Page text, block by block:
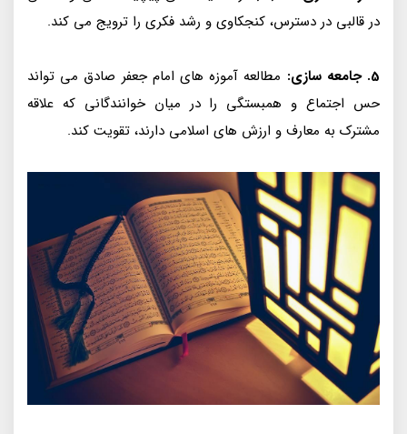
در قالبی در دسترس، کنجکاوی و رشد فکری را ترویج می کند.
5. جامعه سازی:
مطالعه آموزه های امام جعفر صادق می تواند
حس اجتماع و همبستگی را در میان خوانندگانی که علاقه
مشترک به معارف و ارزش های اسلامی دارند، تقویت کند.